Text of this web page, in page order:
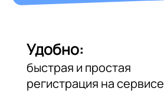
Удобно:
быстрая и простая
регистрация на сервисе